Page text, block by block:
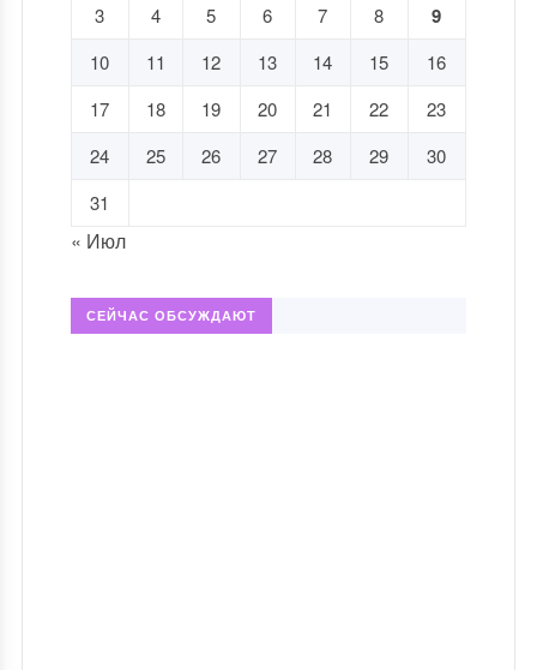
3
4 5 6 7 8 9
10 11 12 13 14 15
16
17
18 19 20 21 22
23
24
25 26 27 28 29
30
31
« Июл
СЕЙЧАС ОБСУЖДАЮТ